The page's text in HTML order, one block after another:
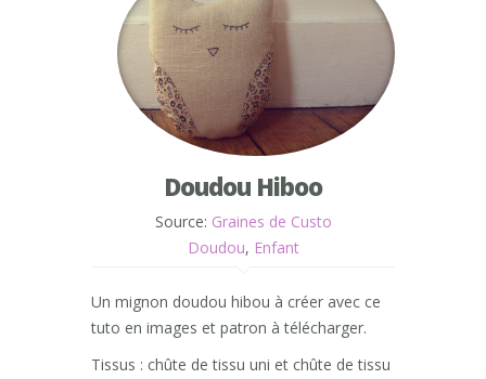
Doudou Hiboo
Source: Graines de Custo
Doudou, Enfant
Un mignon doudou hibou à créer avec ce
tuto en images et patron à télécharger.
Tissus : chûte de tissu uni et chûte de tissu